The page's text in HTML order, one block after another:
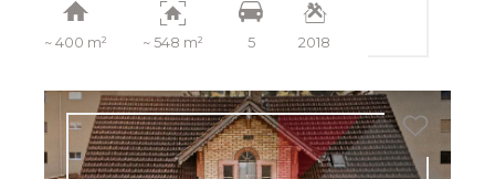
~ 400 m² ~ 548 m² 5 2018